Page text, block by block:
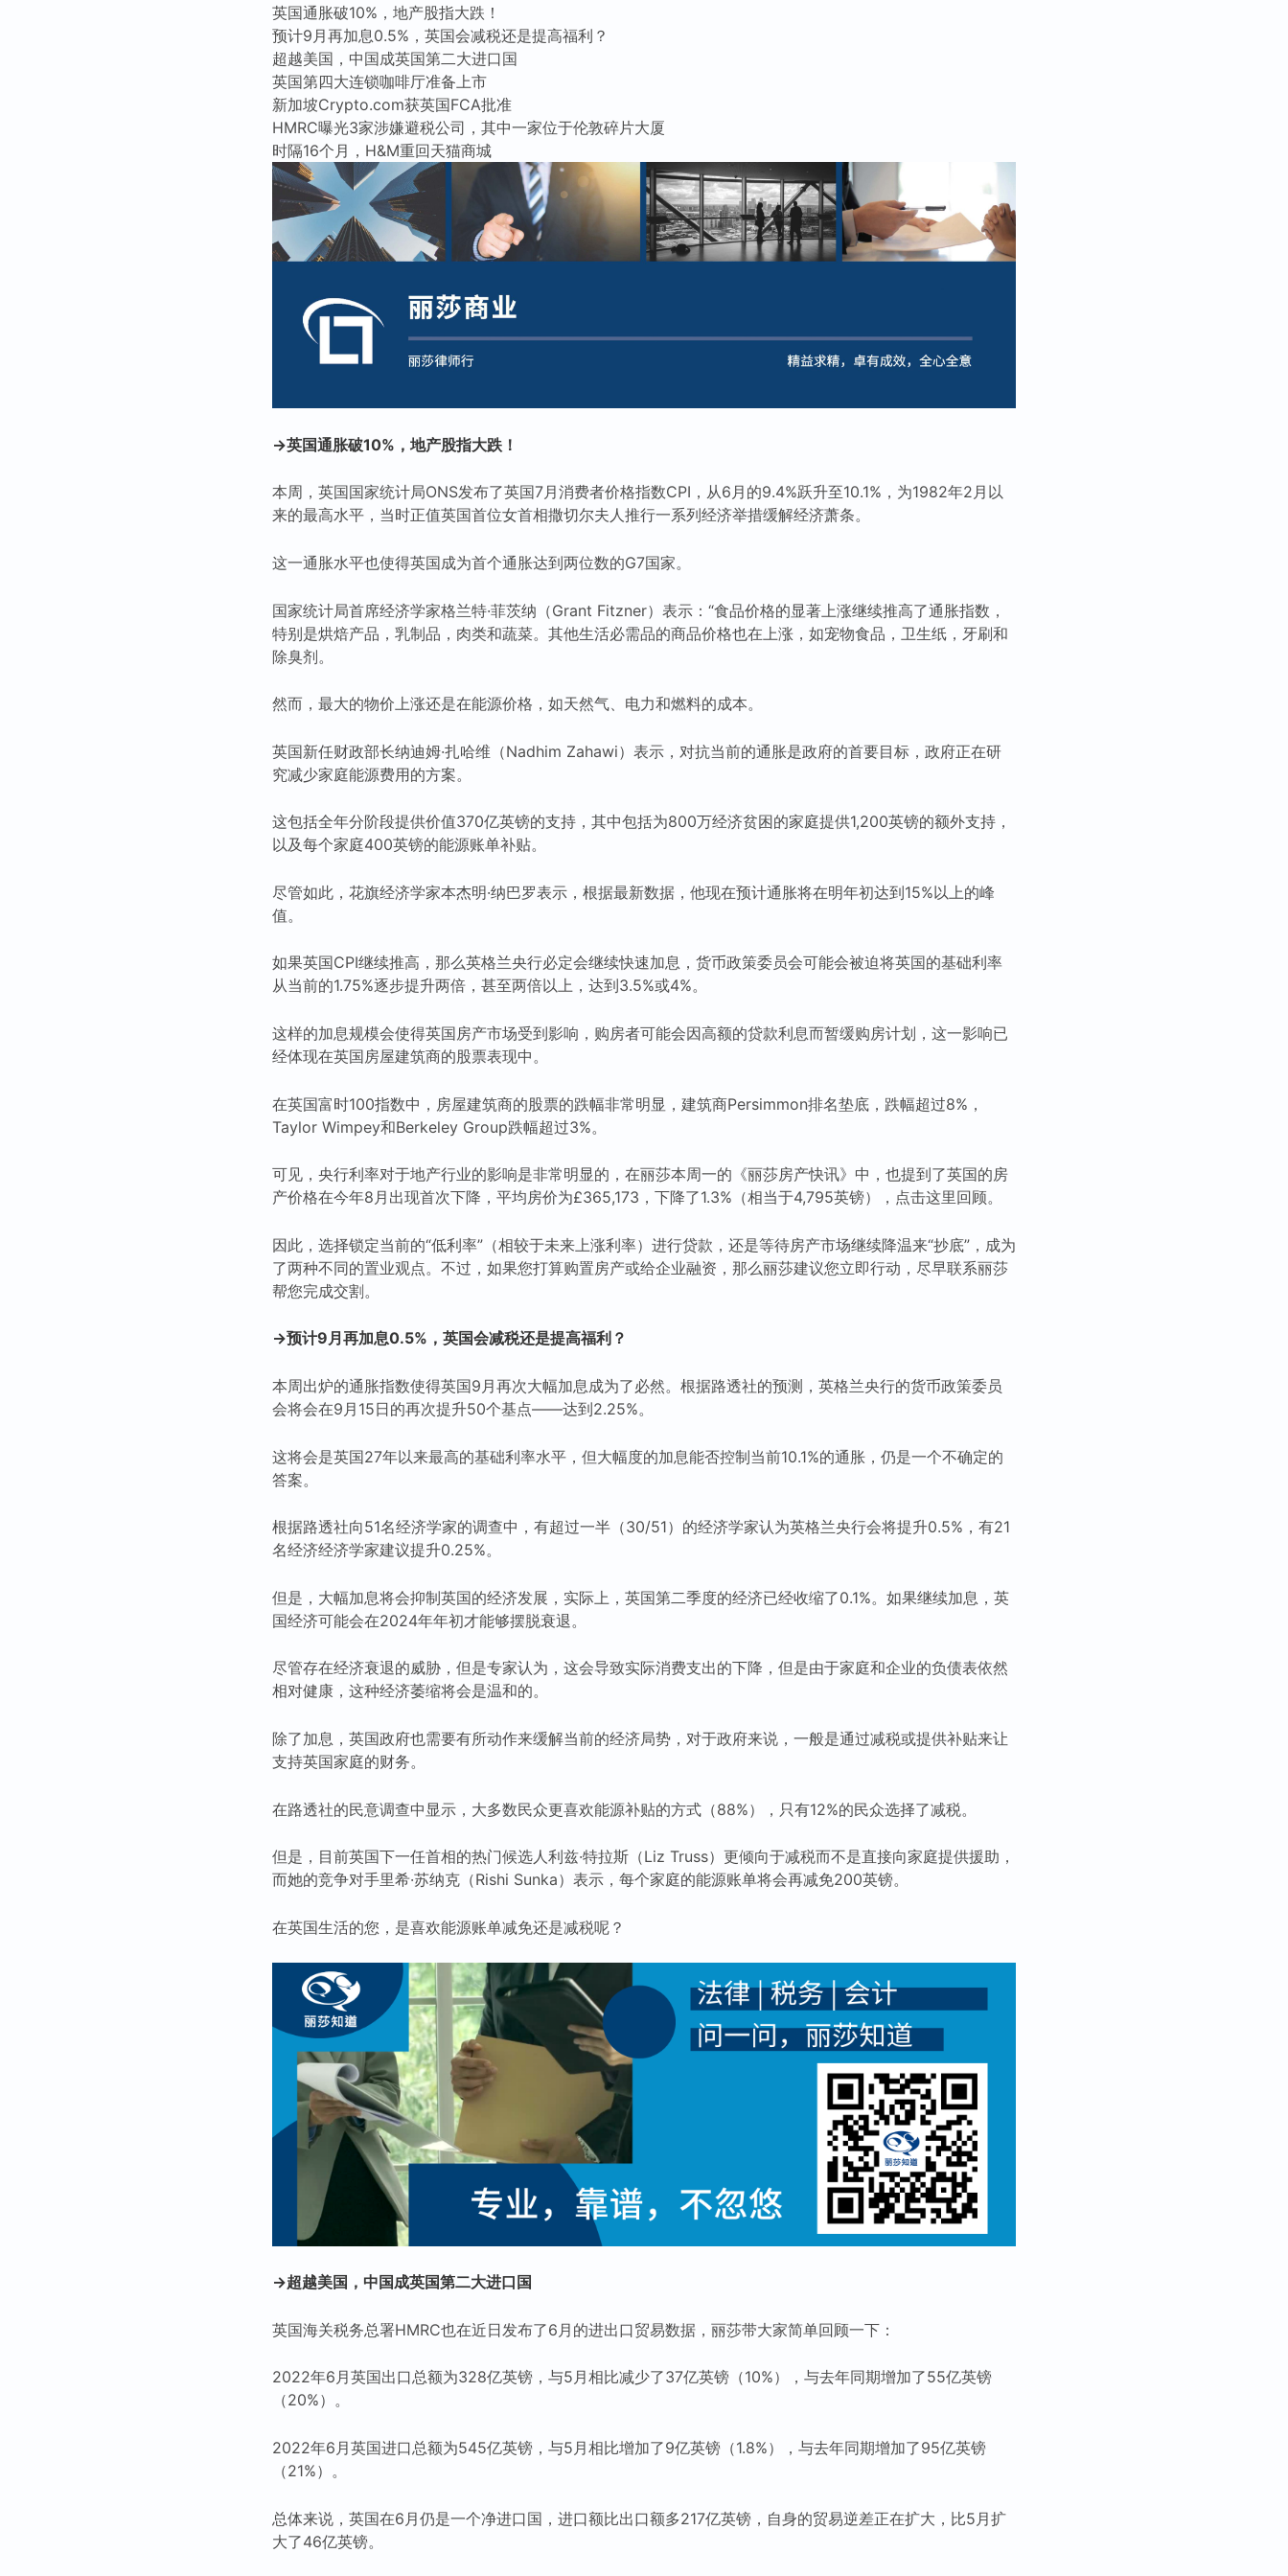
英国通胀破10%，地产股指大跌！
预计9月再加息0.5%，英国会减税还是提高福利？
超越美国，中国成英国第二大进口国
英国第四大连锁咖啡厅准备上市
新加坡Crypto.com获英国FCA批准
HMRC曝光3家涉嫌避税公司，其中一家位于伦敦碎片大厦
时隔16个月，H&M重回天猫商城
→英国通胀破10%，地产股指大跌！
本周，英国国家统计局ONS发布了英国7月消费者价格指数CPI，从6月的9.4%跃升至10.1%，为1982年2月以
来的最高水平，当时正值英国首位女首相撒切尔夫人推行一系列经济举措缓解经济萧条。
这一通胀水平也使得英国成为首个通胀达到两位数的G7国家。
国家统计局首席经济学家格兰特·菲茨纳（Grant Fitzner）表示：“食品价格的显著上涨继续推高了通胀指数，
特别是烘焙产品，乳制品，肉类和蔬菜。其他生活必需品的商品价格也在上涨，如宠物食品，卫生纸，牙刷和
除臭剂。
然而，最大的物价上涨还是在能源价格，如天然气、电力和燃料的成本。
英国新任财政部长纳迪姆·扎哈维（Nadhim Zahawi）表示，对抗当前的通胀是政府的首要目标，政府正在研
究减少家庭能源费用的方案。
这包括全年分阶段提供价值370亿英镑的支持，其中包括为800万经济贫困的家庭提供1,200英镑的额外支持，
以及每个家庭400英镑的能源账单补贴。
尽管如此，花旗经济学家本杰明·纳巴罗表示，根据最新数据，他现在预计通胀将在明年初达到15%以上的峰
值。
如果英国CPI继续推高，那么英格兰央行必定会继续快速加息，货币政策委员会可能会被迫将英国的基础利率
从当前的1.75%逐步提升两倍，甚至两倍以上，达到3.5%或4%。
这样的加息规模会使得英国房产市场受到影响，购房者可能会因高额的贷款利息而暂缓购房计划，这一影响已
经体现在英国房屋建筑商的股票表现中。
在英国富时100指数中，房屋建筑商的股票的跌幅非常明显，建筑商Persimmon排名垫底，跌幅超过8%，
Taylor Wimpey和Berkeley Group跌幅超过3%。
可见，央行利率对于地产行业的影响是非常明显的，在丽莎本周一的《丽莎房产快讯》中，也提到了英国的房
产价格在今年8月出现首次下降，平均房价为£365,173，下降了1.3%（相当于4,795英镑），点击这里回顾。
因此，选择锁定当前的“低利率”（相较于未来上涨利率）进行贷款，还是等待房产市场继续降温来“抄底”，成为
了两种不同的置业观点。不过，如果您打算购置房产或给企业融资，那么丽莎建议您立即行动，尽早联系丽莎
帮您完成交割。
→预计9月再加息0.5%，英国会减税还是提高福利？
本周出炉的通胀指数使得英国9月再次大幅加息成为了必然。根据路透社的预测，英格兰央行的货币政策委员
会将会在9月15日的再次提升50个基点——达到2.25%。
这将会是英国27年以来最高的基础利率水平，但大幅度的加息能否控制当前10.1%的通胀，仍是一个不确定的
答案。
根据路透社向51名经济学家的调查中，有超过一半（30/51）的经济学家认为英格兰央行会将提升0.5%，有21
名经济经济学家建议提升0.25%。
但是，大幅加息将会抑制英国的经济发展，实际上，英国第二季度的经济已经收缩了0.1%。如果继续加息，英
国经济可能会在2024年年初才能够摆脱衰退。
尽管存在经济衰退的威胁，但是专家认为，这会导致实际消费支出的下降，但是由于家庭和企业的负债表依然
相对健康，这种经济萎缩将会是温和的。
除了加息，英国政府也需要有所动作来缓解当前的经济局势，对于政府来说，一般是通过减税或提供补贴来让
支持英国家庭的财务。
在路透社的民意调查中显示，大多数民众更喜欢能源补贴的方式（88%），只有12%的民众选择了减税。
但是，目前英国下一任首相的热门候选人利兹·特拉斯（Liz Truss）更倾向于减税而不是直接向家庭提供援助，
而她的竞争对手里希·苏纳克（Rishi Sunka）表示，每个家庭的能源账单将会再减免200英镑。
在英国生活的您，是喜欢能源账单减免还是减税呢？
→超越美国，中国成英国第二大进口国
英国海关税务总署HMRC也在近日发布了6月的进出口贸易数据，丽莎带大家简单回顾一下：
2022年6月英国出口总额为328亿英镑，与5月相比减少了37亿英镑（10%），与去年同期增加了55亿英镑
（20%）。
2022年6月英国进口总额为545亿英镑，与5月相比增加了9亿英镑（1.8%），与去年同期增加了95亿英镑
（21%）。
总体来说，英国在6月仍是一个净进口国，进口额比出口额多217亿英镑，自身的贸易逆差正在扩大，比5月扩
大了46亿英镑。